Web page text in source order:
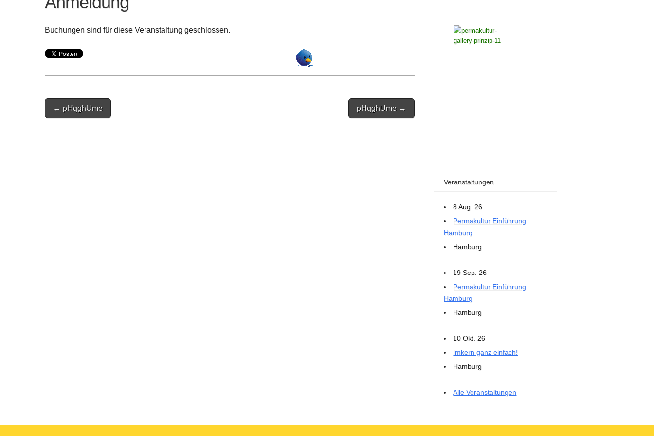
Buchungen sind für diese Veranstaltung geschlossen.
Post
navigation
← pHqghUme pHqghUme →
Veranstaltungen
8 Aug. 26
Permakultur Einführung
Hamburg
Hamburg
19 Sep. 26
Permakultur Einführung
Hamburg
Hamburg
10 Okt. 26
Imkern ganz einfach!
Hamburg
Alle Veranstaltungen